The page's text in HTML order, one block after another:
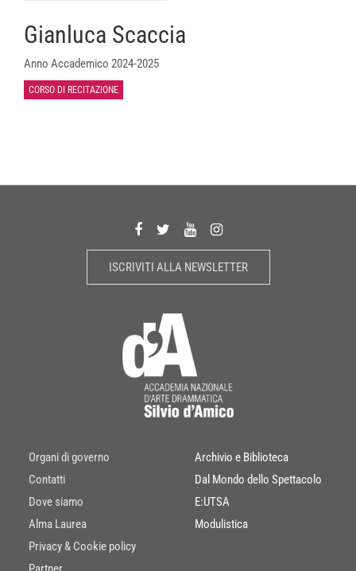
Gianluca Scaccia
Anno Accademico 2024-2025
CORSO DI RECITAZIONE
ISCRIVITI ALLA NEWSLETTER
Organi di governo
Contatti
Dove siamo
Alma Laurea
Privacy & Cookie policy
Archivio e Biblioteca
Dal Mondo dello Spettacolo
E:UTSA
Modulistica